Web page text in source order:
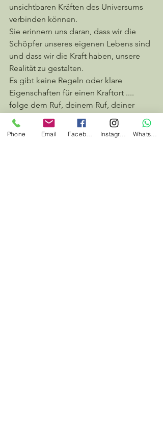
unsichtbaren Kräften des Universums
verbinden können.
Sie erinnern uns daran, dass wir die
Schöpfer unseres eigenen Lebens sind
und dass wir die Kraft haben, unsere
Realität zu gestalten.
Es gibt keine Regeln oder klare
Eigenschaften für einen Kraftort ....
folge dem Ruf, deinem Ruf, deiner
Intuition und deiner Urkraft.
Phone Email